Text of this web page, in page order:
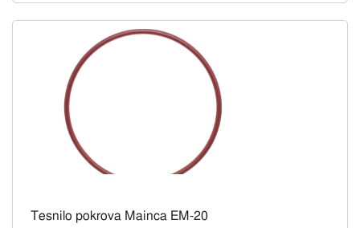
Tesnilo pokrova Mainca EM-20